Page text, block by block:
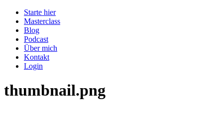
Starte hier
Masterclass
Blog
Podcast
Über mich
Kontakt
Login
thumbnail.png